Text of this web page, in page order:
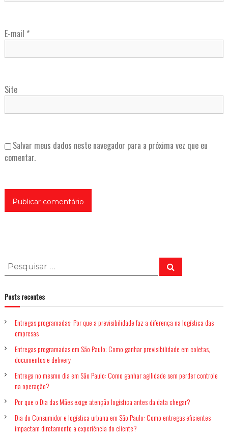
E-mail *
Site
Salvar meus dados neste navegador para a próxima vez que eu
comentar.
e
q
i
a
p
r
P
e
s
s
Posts recentes
Entregas programadas: Por que a previsibilidade faz a diferença na logística das
empresas
Entregas programadas em São Paulo: Como ganhar previsibilidade em coletas,
documentos e delivery
Entrega no mesmo dia em São Paulo: Como ganhar agilidade sem perder controle
na operação?
Por que o Dia das Mães exige atenção logística antes da data chegar?
Dia do Consumidor e logística urbana em São Paulo: Como entregas eficientes
impactam diretamente a experiência do cliente?